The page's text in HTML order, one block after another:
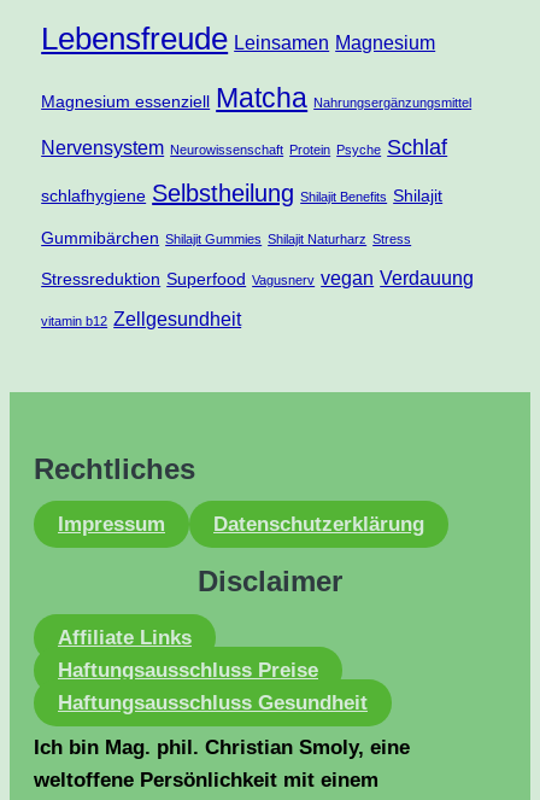
Lebensfreude Leinsamen Magnesium
Magnesium essenziell Matcha Nahrungsergänzungsmittel
Nervensystem Neurowissenschaft Protein Psyche Schlaf
schlafhygiene Selbstheilung Shilajit Benefits Shilajit
Gummibärchen Shilajit Gummies Shilajit Naturharz Stress
Stressreduktion Superfood Vagusnerv vegan Verdauung
vitamin b12 Zellgesundheit
Rechtliches
Impressum Datenschutzerklärung
Disclaimer
Affiliate Links
Haftungsausschluss Preise
Haftungsausschluss Gesundheit
Ich bin Mag. phil. Christian Smoly, eine
weltoffene Persönlichkeit mit einem